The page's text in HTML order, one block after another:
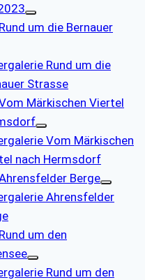
um die Bernauer
Rund um die
Strasse
Märkischen Viertel
Vom Märkischen
nach Hermsdorf
Berge
Ahrensfelder
um den
Rund um den